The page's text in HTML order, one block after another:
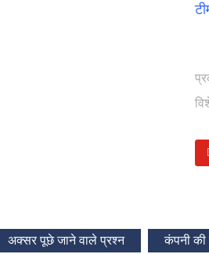
अक्सर पूछे जाने वाले प्रश्न कंपनी की